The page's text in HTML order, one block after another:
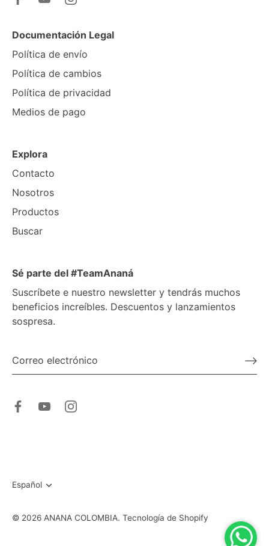
Documentación Legal
Política de envío
Política de cambios
Política de privacidad
Medios de pago
Explora
Contacto
Nosotros
Productos
Buscar
Sé parte del #TeamAnaná
Suscríbete e nuestro newsletter y tendrás muchos
beneficios increíbles. Descuentos y lanzamientos
sospresa.
Idioma
Español
© 2026 ANANA COLOMBIA. Tecnología de Shopify